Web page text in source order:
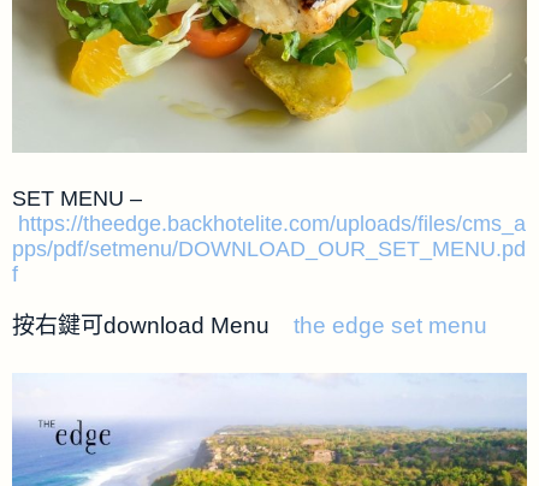
SET MENU –
https://theedge.backhotelite.com/uploads/files/cms_a
pps/pdf/setmenu/DOWNLOAD_OUR_SET_MENU.pd
f
按右鍵可download Menu the edge set menu